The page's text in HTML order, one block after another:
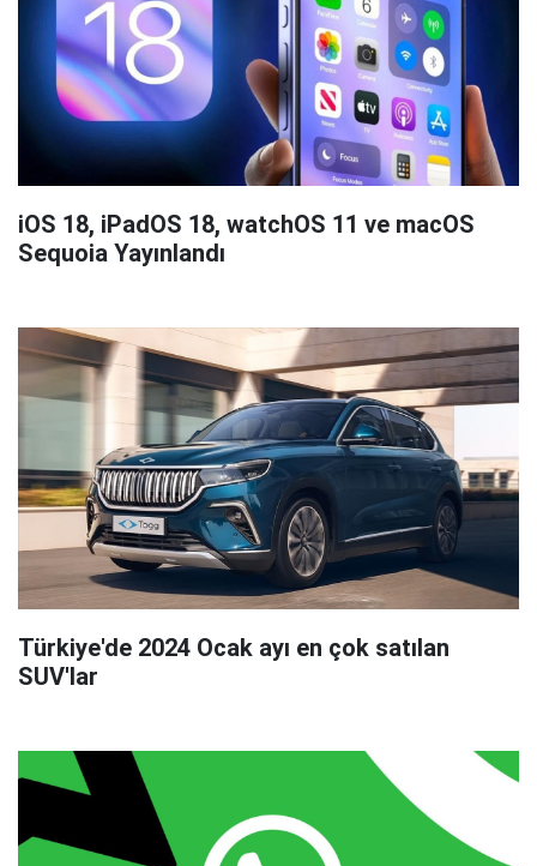
iOS 18, iPadOS 18, watchOS 11 ve macOS
Sequoia Yayınlandı
Türkiye'de 2024 Ocak ayı en çok satılan
SUV'lar